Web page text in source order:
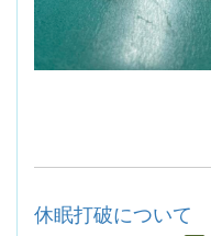
休眠打破について